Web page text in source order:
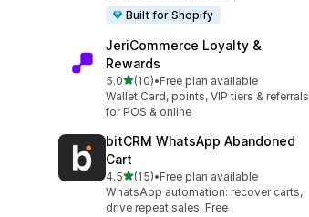
Built for Shopify
JeriCommerce Loyalty &
Rewards
5.0별 5개 중
(10)
총 리뷰 10개
•Free plan available
Wallet Card, points, VIP tiers & referrals
for POS & online
bitCRM WhatsApp Abandoned
Cart
4.5별 5개 중
(15)
총 리뷰 15개
•Free plan available
WhatsApp automation: recover carts,
drive repeat sales. Free